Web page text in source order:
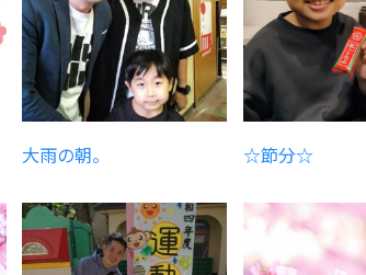
大雨の朝。 ☆節分☆